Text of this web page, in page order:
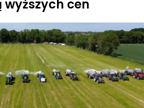
wyższych cen